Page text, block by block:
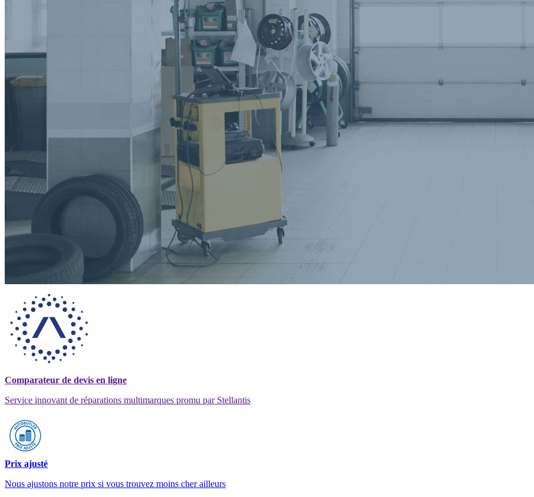
Comparateur de devis en ligne
Service innovant de réparations multimarques promu par Stellantis
Prix ajusté
Nous ajustons notre prix si vous trouvez moins cher ailleurs